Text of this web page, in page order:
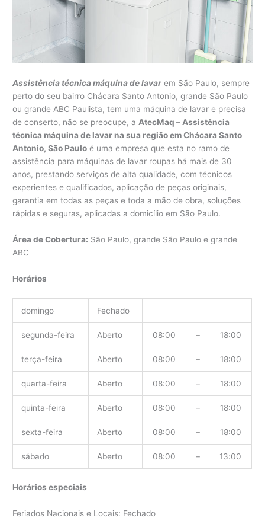
Assistência técnica máquina de lavar em São Paulo, sempre
perto do seu bairro Chácara Santo Antonio, grande São Paulo
ou grande ABC Paulista, tem uma máquina de lavar e precisa
de conserto, não se preocupe, aAtecMaq – Assistência
técnica máquina de lavar na sua região em Chácara Santo
Antonio, São Paulo é uma empresa que esta no ramo de
assistência para máquinas de lavar roupas há mais de 30
anos, prestando serviços de alta qualidade, com técnicos
experientes e qualificados, aplicação de peças originais,
garantia em todas as peças e toda a mão de obra, soluções
rápidas e seguras, aplicadas a domicílio em São Paulo.
Área de Cobertura: São Paulo, grande São Paulo e grande
ABC
Horários
domingo Fechado
segunda-feira Aberto 08:00 – 18:00
terça-feira Aberto 08:00 – 18:00
quarta-feira Aberto 08:00 – 18:00
quinta-feira Aberto 08:00 – 18:00
sexta-feira Aberto 08:00 – 18:00
sábado Aberto 08:00 – 13:00
Horários especiais
Feriados Nacionais e Locais: Fechado